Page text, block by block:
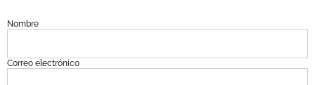
Nombre
Correo electrónico